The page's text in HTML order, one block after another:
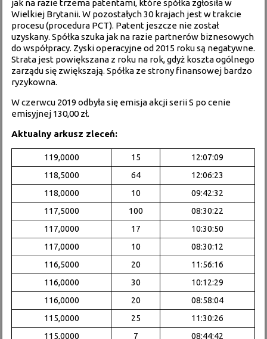
jak na razie trzema patentami, które spółka zgłosiła w
Wielkiej Brytanii. W pozostałych 30 krajach jest w trakcie
procesu (procedura PCT). Patent jeszcze nie został
uzyskany. Spółka szuka jak na razie partnerów biznesowych
do współpracy. Zyski operacyjne od 2015 roku są negatywne.
Strata jest powiększana z roku na rok, gdyż koszta ogólnego
zarządu się zwiększają. Spółka ze strony finansowej bardzo
ryzykowna.
W czerwcu 2019 odbyła się emisja akcji serii S po cenie
emisyjnej 130,00 zł.
Aktualny arkusz zleceń:
119,0000 15
12:07:09
118,5000
64
12:06:23
118,0000
10
09:42:32
117,5000
100
08:30:22
117,0000
17
10:30:50
117,0000
10
08:30:12
116,5000
20
11:56:16
116,0000
30
10:12:29
116,0000
20
08:58:04
115,0000
25
11:30:26
115,0000
7 08:44:42